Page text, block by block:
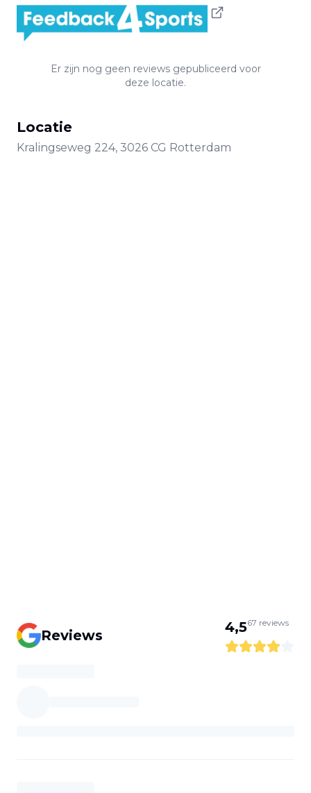
Er zijn nog geen reviews gepubliceerd voor
deze locatie.
Locatie
Kralingseweg 224, 3026 CG Rotterdam
Reviews 4,567 reviews